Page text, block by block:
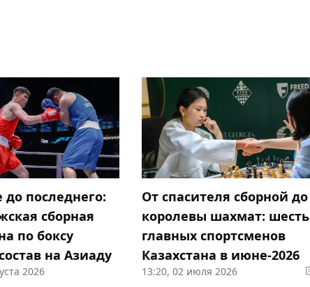
до последнего:
сборная
по боксу
на Азиаду
2026
От спасителя сборной до
королевы шахмат: шесть
главных спортсменов
Казахстана в июне-2026
13:20, 02 июля 2026